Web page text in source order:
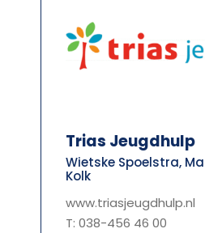
Trias Jeugdhulp
Wietske Spoelstra,
Kolk
www.triasjeugdhulp.nl
T: 038-456 46 00